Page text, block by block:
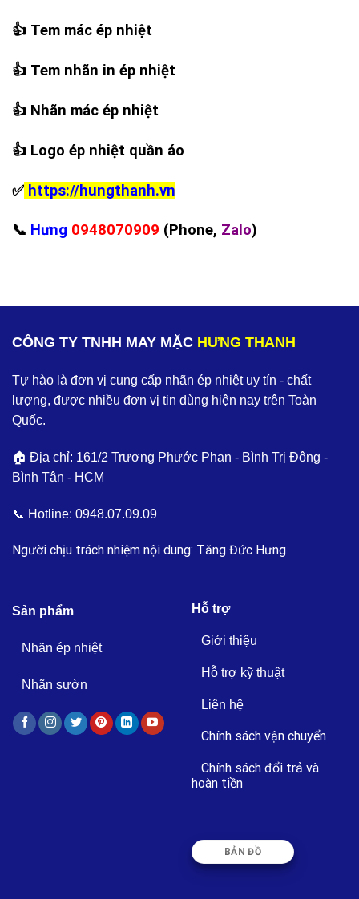
👍 Tem mác ép nhiệt
👍 Tem nhãn in ép nhiệt
👍 Nhãn mác ép nhiệt
👍 Logo ép nhiệt quần áo
✅ https://hungthanh.vn
📞 Hưng 0948070909 (Phone, Zalo)
CÔNG TY TNHH MAY MẶC HƯNG THANH
Tự hào là đơn vị cung cấp nhãn ép nhiệt uy tín - chất
lượng, được nhiều đơn vị tin dùng hiện nay trên Toàn
Quốc.
🏠 Địa chỉ: 161/2 Trương Phước Phan - Bình Trị Đông -
Bình Tân - HCM
📞 Hotline: 0948.07.09.09
Người chịu trách nhiệm nội dung: Tăng Đức Hưng
Sản phẩm
Nhãn ép nhiệt
Nhãn sườn
Hỗ trợ
Giới thiệu
Hỗ trợ kỹ thuật
Liên hệ
Chính sách vận chuyển
Chính sách đổi trả và
hoàn tiền
BẢN ĐỒ